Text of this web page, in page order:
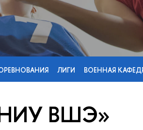
ЛИГИ ВОЕННАЯ
НИУ ВШЭ»